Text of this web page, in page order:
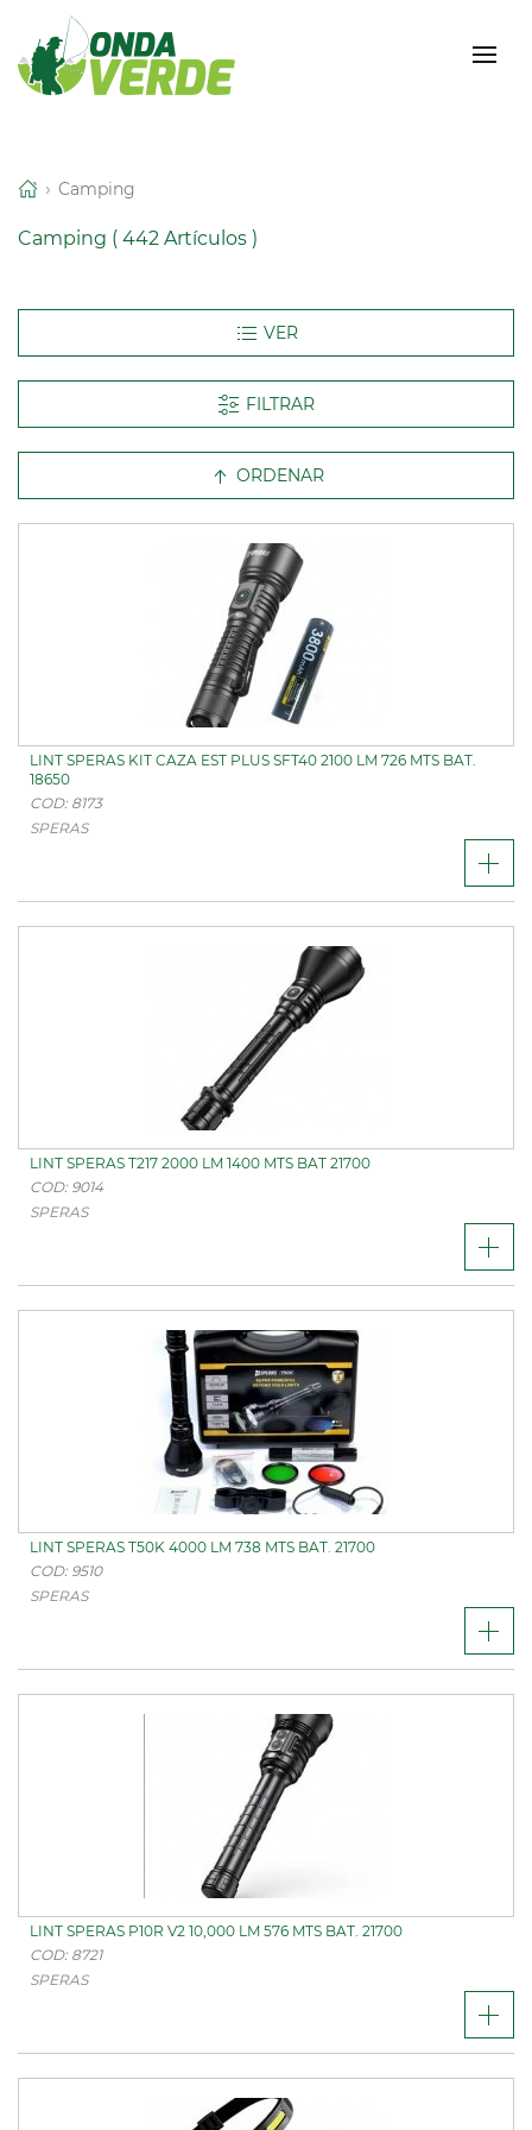
Camping
Camping ( 442 Artículos )
FILTRAR
ORDENAR
LINT SPERAS KIT CAZA EST PLUS SFT40 2100 LM 726 MTS BAT.
18650
COD: 8173
SPERAS
LINT SPERAS T217 2000 LM 1400 MTS BAT 21700
COD: 9014
SPERAS
LINT SPERAS T50K 4000 LM 738 MTS BAT. 21700
COD: 9510
SPERAS
LINT SPERAS P10R V2 10,000 LM 576 MTS BAT. 21700
COD: 8721
SPERAS